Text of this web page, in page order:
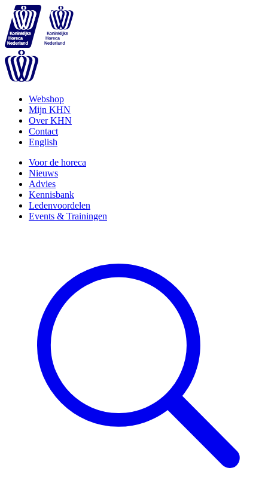
Webshop
Mijn KHN
Over KHN
Contact
English
Voor de horeca
Nieuws
Advies
Kennisbank
Ledenvoordelen
Events & Trainingen